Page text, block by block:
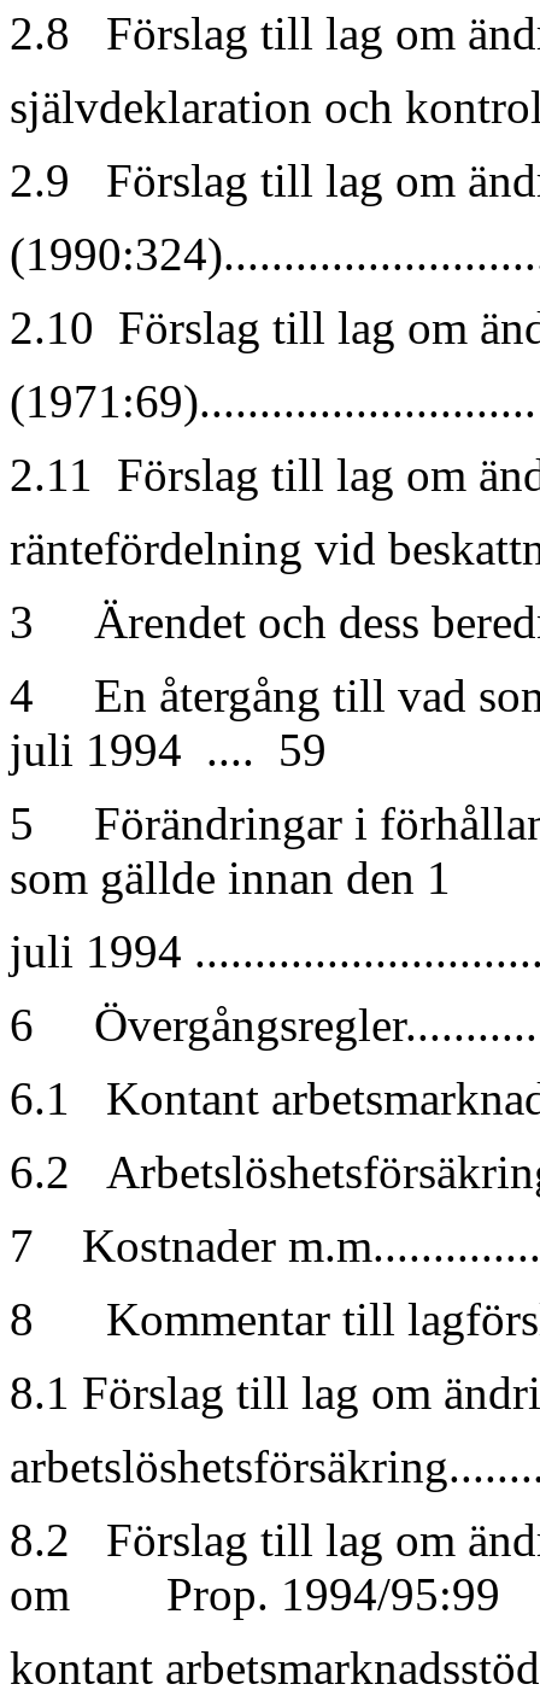
2.8 Förslag till lag om
självdeklaration och
2.9 Förslag till lag om
2.10 Förslag till lag om
2.11 Förslag till lag om
räntefördelning vid
3 Ärendet och dess
4 En återgång till vad
juli 1994 .... 59
5 Förändringar i
som gällde innan den 1
juli 1994
6
6.1 Kontant
6.2
7 Kostnader
8 Kommentar till
8.1 Förslag till lag om
8.2 Förslag till lag om
om Prop. 1994/95:99
kontant